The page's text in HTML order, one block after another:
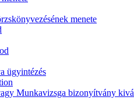
menete
ügyintézés
Munkavizsga bizonyítvány